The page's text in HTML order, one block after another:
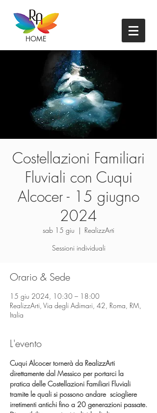
HOME
Costellazioni Familiari
Fluviali con Cuqui
Alcocer - 15 giugno
2024
sab 15 giu
  |
RealizzArti
Sessioni individuali
Orario & Sede
15 giu 2024, 10:30 – 18:00
RealizzArti, Via degli Adimari, 42, Roma, RM,
Italia
L'evento
Cuqui Alcocer tornerà da RealizzArti
direttamente dal Messico per portarci la
pratica delle Costellazioni Familiari Fluviali
tramite le quali si possono andare  sciogliere
irretimenti antichi fino a 20 generazioni passate.